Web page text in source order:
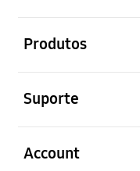
Produtos
Suporte
Account